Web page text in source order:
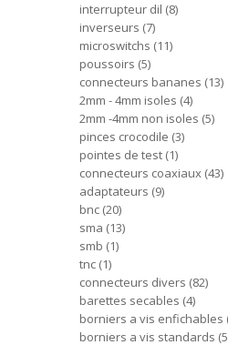
interrupteur dil 8
inverseurs 7
microswitchs 11
poussoirs 5
connecteurs bananes 13
2mm - 4mm isoles 4
2mm -4mm non isoles 5
pinces crocodile 3
pointes de test 1
connecteurs coaxiaux 43
adaptateurs 9
bnc 20
sma 13
smb 1
tnc 1
connecteurs divers 82
barettes secables 4
borniers a vis enfichables
borniers a vis standards 5